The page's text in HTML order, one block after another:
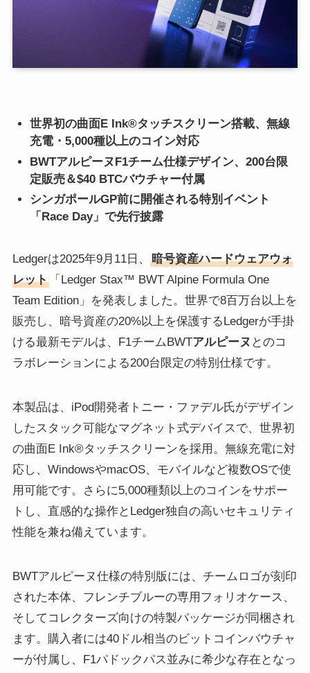
世界初の曲面E Ink®タッチスクリーン搭載、無線
充電・5,000種以上のコイン対応
BWTアルピーヌF1チーム仕様デザイン、200台限
定販売＆$40 BTCバウチャー付属
シンガポールGP前に開催される特別イベント
「Race Day」で先行披露
Ledgerは2025年9月11日、
暗号資産ハードウェアウォ
レット「Ledger Stax™ BWT Alpine Formula One
Team Edition」を発表しました。世界で8百万台以上を
販売し、暗号資産の20%以上を保護するLedgerが手掛
ける最新モデルは、F1チームBWTアルピーヌ とのコ
ラボレーションによる200台限定の特別仕様です。
本製品は、iPod開発者トニー・ファデル氏がデザイン
したスタック可能なマグネット式デバイスで、世界初
の曲面E Ink®タッチスクリーンを採用。無線充電に対
応し、WindowsやmacOS、モバイルなど複数OSで使
用可能です。さらに5,000種類以上のコインをサポー
トし、直感的な操作とLedger独自の高いセキュリティ
性能を兼ね備えています。
BWTアルピーヌ仕様の特別版には、チームロゴが刻印
された本体、フレンチブルーの専用フォリオケース、
そしてコレクターズ向けの特製パッケージが同梱され
ます。購入者には40ドル相当のビットコインバウチャ
ーが付属し、F1パドックパス並みに希少な存在となっ